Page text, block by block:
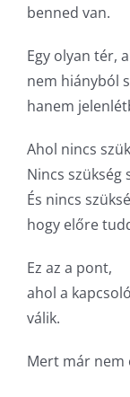
benned van.
Egy olyan tér,
nem hiányból
hanem
Ahol nincs
Nincs szükség
És nincs
hogy előre
Ez az a pont,
ahol a
válik.
Mert már nem